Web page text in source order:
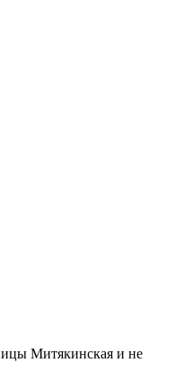
Митякинская и не